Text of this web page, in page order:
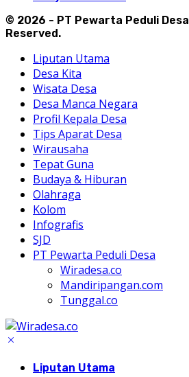
© 2026 - PT Pewarta Peduli
Reserved.
Liputan Utama
Desa Kita
Wisata Desa
Desa Manca Negara
Profil Kepala Desa
Tips Aparat Desa
Wirausaha
Tepat Guna
Budaya & Hiburan
Olahraga
Kolom
Infografis
SJD
PT Pewarta Peduli Desa
Wiradesa.co
Mandiripangan.com
Tunggal.co
Liputan Utama